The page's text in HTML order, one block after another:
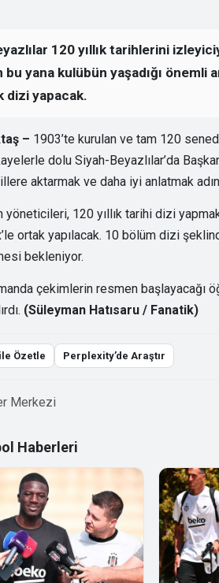
120 yıllık tarihlerini
bu yana kulübün yaşadığı önemli
dizi yapacak.
– 1903’te kurulan ve tam 120
dolu Siyah-Beyazlılar’da
aktarmak ve daha iyi anlatmak
yöneticileri, 120 yıllık tarihi dizi
ortak yapılacak. 10 bölüm dizi
bekleniyor.
çekimlerin resmen başlayacağı
(Süleyman Hatısaru / Fanatik)
Özetle Perplexity’de Araştır
Merkezi
Haberleri